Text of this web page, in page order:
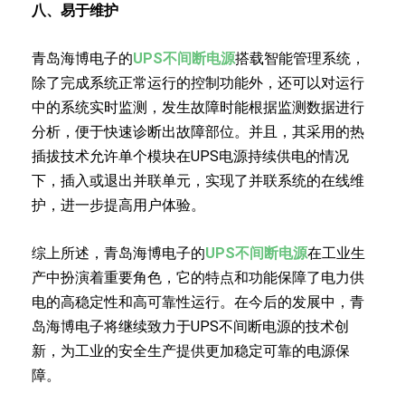
八、易于维护
青岛海博电子的UPS不间断电源搭载智能管理系统，
除了完成系统正常运行的控制功能外，还可以对运行
中的系统实时监测，发生故障时能根据监测数据进行
分析，便于快速诊断出故障部位。并且，其采用的热
插拔技术允许单个模块在UPS电源持续供电的情况
下，插入或退出并联单元，实现了并联系统的在线维
护，进一步提高用户体验。
综上所述，青岛海博电子的UPS不间断电源在工业生
产中扮演着重要角色，它的特点和功能保障了电力供
电的高稳定性和高可靠性运行。在今后的发展中，青
岛海博电子将继续致力于UPS不间断电源的技术创
新，为工业的安全生产提供更加稳定可靠的电源保
障。